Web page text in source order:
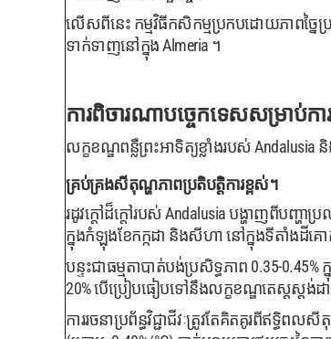
លើសពីនេះ កម្មវិធីកសិកម្មប្រកបដោយភាពច្នៃ
ទាក់ទាញនៅក្នុង Almeria ។
ការពិចារណាបច្ចេកទេសសម្រាប់ក
លក្ខខណ្ឌពន្លឺព្រះអាទិត្យខ្លាំងរបស់
គ្រប់គ្រងសីតុណ្ហភាពប្រតិបត្តិការខ្ពស់។
រដូវក្តៅដ៏ក្តៅរបស់ Andalusia បង្ហាញពីបញ្
ក្នុងកំឡុងខែកក្កដា និងសីហា នៅក្នុងទីតាំងដីគ
បន្ទះជាធម្មតាបាត់បង់ប្រសិទ្ធភាព 0.35-
20% បើប្រៀបធៀបទៅនឹងលក្ខខណ្ឌតេស្តស្តង់ដា
ការរចនាប្រព័ន្ធវិជ្ជាជីវៈត្រូវតែគិតគូរពីឥទ្